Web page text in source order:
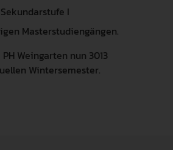
I
Masterstudiengängen.
Weingarten nun 3013
Wintersemester.